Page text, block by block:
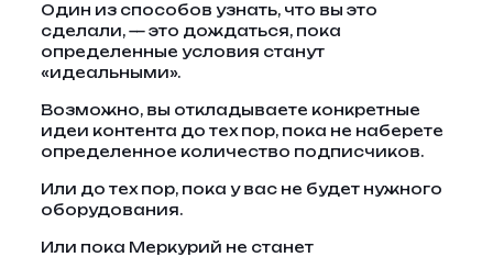
Один из способов узнать, что вы это
сделали, — это дождаться, пока
определенные условия станут
«идеальными».
Возможно, вы откладываете конкретные
идеи контента до тех пор, пока не наберете
определенное количество подписчиков.
Или до тех пор, пока у вас не будет нужного
оборудования.
Или пока Меркурий не станет